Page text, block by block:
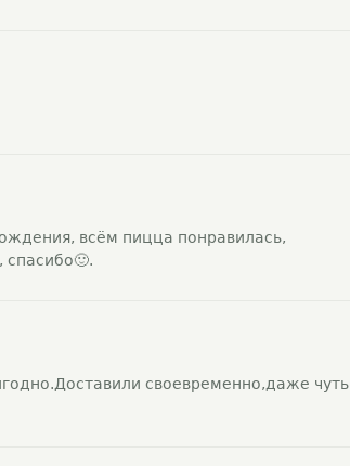
всём пицца понравилась,
своевременно,даже чуть